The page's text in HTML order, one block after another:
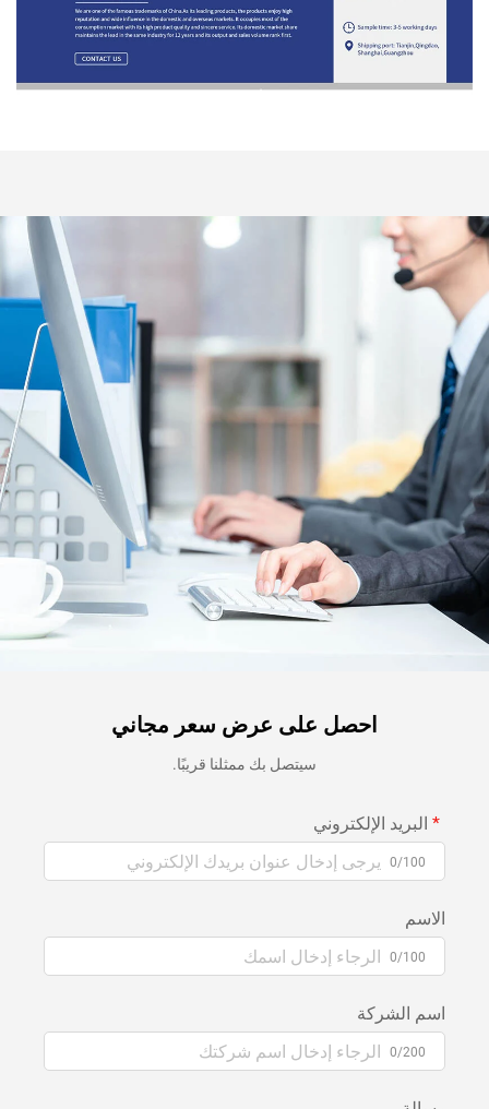
احصل على عرض سعر مجاني
سيتصل بك ممثلنا قريبًا.
البريد الإلكتروني
0/100
الاسم
0/100
اسم الشركة
0/200